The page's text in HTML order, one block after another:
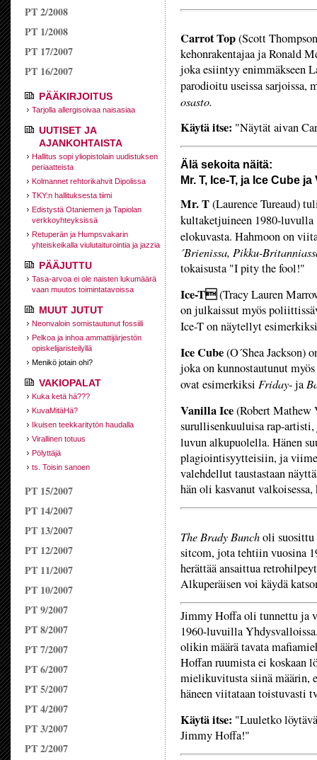
PT 2/2008
PT 1/2008
PT 17/2007
PT 16/2007
PÄÄKIRJOITUS
Tarjolla allergisoivaa naisasiaa
UUTISET JA
AJANKOHTAISTA
Hallitus sopi yliopistolain uudistuksen
periaatteista
Kolmannet rehtorikahvit Dipolissa
TKY:n hallituksesta tiimi
Edistystä Otaniemen ja Tapiolan
verkkoyhteyksissä
Retuperän ja Humpsvakarin
yhteiskeikalla viulutaiturointia ja jazzia
PÄÄJUTTU
Tasa-arvoa ei ole naisten lukumäärä
vaan muutos toimintatavoissa
MUUT JUTUT
Neonvaloin somistautunut fossiili
Pelkoa ja inhoa ammattijärjestön
opiskelijaristeilyllä
Menikö jotain ohi?
VAKIOPALAT
Kuka ketä hä???
KuvaMitäHä?
Ikuisen teekkaritytön haudalla
Virallinen totuus
Pölyttäjä
ts. Toisin sanoen
PT 15/2007
PT 14/2007
PT 13/2007
PT 12/2007
PT 11/2007
PT 10/2007
PT 9/2007
PT 8/2007
PT 7/2007
PT 6/2007
PT 5/2007
PT 4/2007
PT 3/2007
PT 2/2007
Carrot Top(Scott
kehonrakentajaa ja Ronald
joka esiintyy enimmäkseen
parodioitu useissa sarjoissa,
osasto.
Käytä itse: "Näytät aivan
Älä sekoita näitä:
Mr. T, Ice-T, ja Ice Cube
Mr. T(Laurence Tureaud)
kultaketjuineen 1980-luvulla
elokuvasta. Hahmoon on
´Brienissa, Pikku-
tokaisusta "I pity the fool!"
Ice-T(Tracy Lauren
on julkaissut myös
Ice-T on näytellyt
Ice Cube(O´Shea Jackson)
joka on kunnostautunut
ovat esimerkiksi Friday- ja
Vanilla Ice(Robert Mathew
surullisenkuuluisa rap-
luvun alkupuolella. Hänen
plagiointisyytteisiin, ja
valehdellut taustastaan
hän oli kasvanut valkoisessa,
The Brady Buncholi suosittu
sitcom, jota tehtiin vuosina
herättää ansaittua
Alkuperäisen voi käydä
Jimmy Hoffa oli tunnettu ja
1960-luvuilla
olikin määrä tavata
Hoffan ruumista ei koskaan
mielikuvitusta siinä määrin,
häneen viitataan toistuvasti
Käytä itse: "Luuletko
Jimmy Hoffa!"